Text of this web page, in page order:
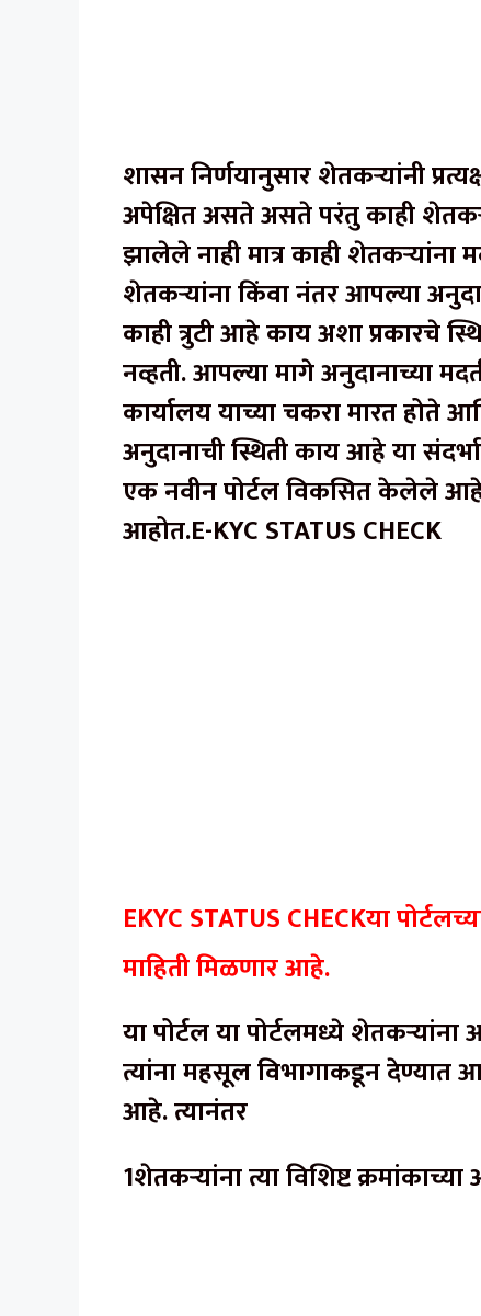
शासन निर्णयानुसार शेतकऱ्यांनी
अपेक्षित असते असते परंतु काही
झालेले नाही मात्र काही
शेतकऱ्यांना किंवा नंतर आपल्या
काही त्रुटी आहे काय अशा प्रकारचे
नव्हती. आपल्या मागे अनुदानाच्या
कार्यालय याच्या चकरा मारत होते
अनुदानाची स्थिती काय आहे या
एक नवीन पोर्टल विकसित केलेले आहे
आहोत.E-KYC STATUS CHECK
EKYC STATUS CHECKया
माहिती मिळणार आहे.
या पोर्टल या पोर्टलमध्ये शेतकऱ्यांना
त्यांना महसूल विभागाकडून देण्यात
आहे. त्यानंतर
1शेतकऱ्यांना त्या विशिष्ट